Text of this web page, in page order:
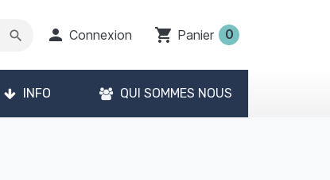
search  Connexion shopping_cart Panier 0
INFO QUI SOMMES NOUS